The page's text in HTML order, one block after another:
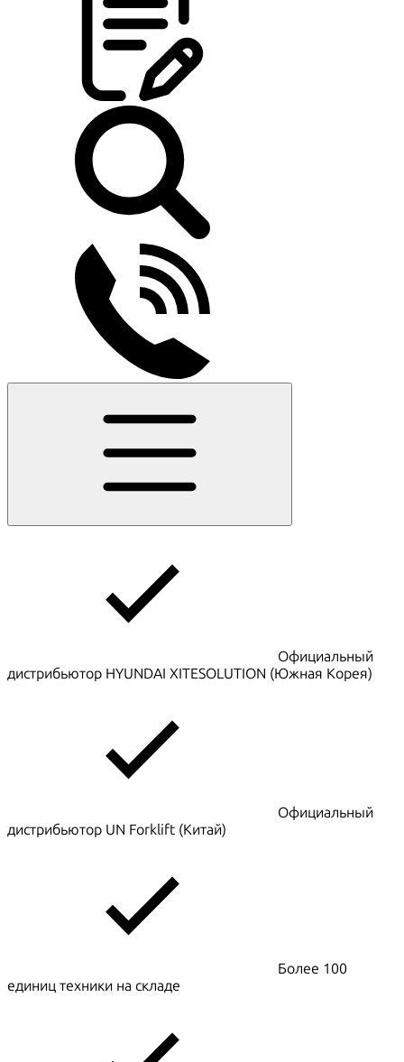
Официальный
дистрибьютор HYUNDAI XITESOLUTION (Южная Корея)
Официальный
дистрибьютор UN Forklift (Китай)
Более 100
единиц техники на складе